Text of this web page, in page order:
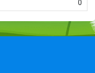
địa hình M666
0